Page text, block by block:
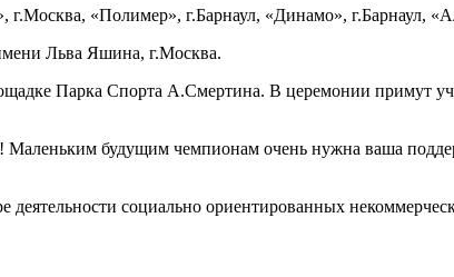
«Полимер», г.Барнаул, «Динамо», г.Барнаул,
Льва Яшина, г.Москва.
Парка Спорта А.Смертина. В церемонии примут
будущим чемпионам очень нужна ваша
деятельности социально ориентированных